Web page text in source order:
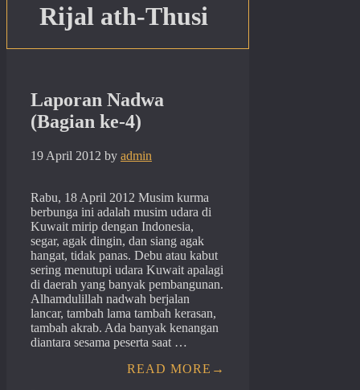
Rijal ath-Thusi
Laporan Nadwa
(Bagian ke-4)
19 April 2012 by admin
Rabu, 18 April 2012 Musim kurma
berbunga ini adalah musim udara di
Kuwait mirip dengan Indonesia,
segar, agak dingin, dan siang agak
hangat, tidak panas. Debu atau kabut
sering menutupi udara Kuwait apalagi
di daerah yang banyak pembangunan.
Alhamdulillah nadwah berjalan
lancar, tambah lama tambah kerasan,
tambah akrab. Ada banyak kenangan
diantara sesama peserta saat …
READ MORE